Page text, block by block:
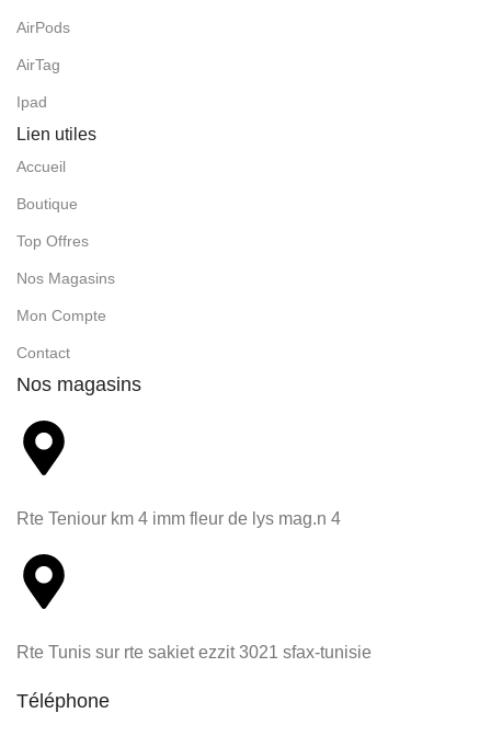
AirPods
AirTag
Ipad
Lien utiles
Accueil
Boutique
Top Offres
Nos Magasins
Mon Compte
Contact
Nos magasins
Rte Teniour km 4 imm fleur de lys mag.n 4
Rte Tunis sur rte sakiet ezzit 3021 sfax-tunisie
Téléphone